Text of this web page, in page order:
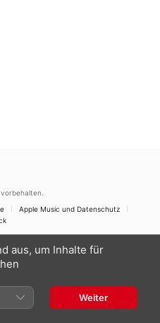
Apple Music und Datenschutz
aus, um Inhalte für
Weiter